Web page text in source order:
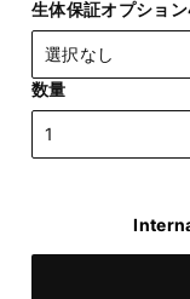
生体保証オプショ
数量